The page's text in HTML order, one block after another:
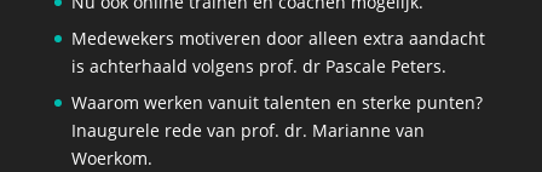
Medewekers motiveren door alleen extra aandacht
is achterhaald volgens prof. dr Pascale Peters.
Waarom werken vanuit talenten en sterke punten?
Inaugurele rede van prof. dr. Marianne van
Woerkom.